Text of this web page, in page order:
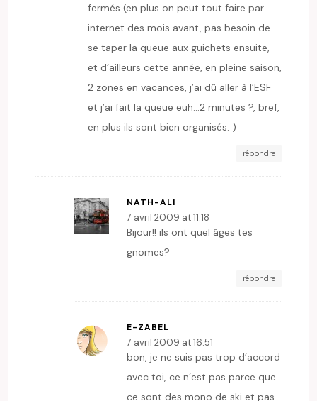
fermés (en plus on peut tout faire par
internet des mois avant, pas besoin de
se taper la queue aux guichets ensuite,
et d’ailleurs cette année, en pleine saison,
2 zones en vacances, j’ai dû aller à l’ESF
et j’ai fait la queue euh…2 minutes ?, bref,
en plus ils sont bien organisés. )
répondre
NATH-ALI
7 avril 2009 at 11:18
Bijour!! ils ont quel âges tes
gnomes?
répondre
E-ZABEL
7 avril 2009 at 16:51
bon, je ne suis pas trop d’accord
avec toi, ce n’est pas parce que
ce sont des mono de ski et pas